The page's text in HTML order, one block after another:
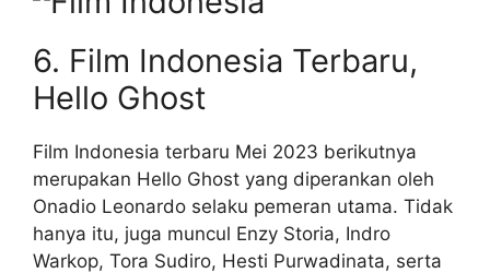
6. Film Indonesia Terbaru,
Hello Ghost
Film Indonesia terbaru Mei 2023 berikutnya
merupakan Hello Ghost yang diperankan oleh
Onadio Leonardo selaku pemeran utama. Tidak
hanya itu, juga muncul Enzy Storia, Indro
Warkop, Tora Sudiro, Hesti Purwadinata, serta